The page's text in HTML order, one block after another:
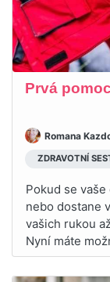
Prvá
Romana
ZDRAVOTNÍ
Pokud se
nebo dostane
vašich rukou
Nyní máte